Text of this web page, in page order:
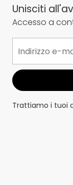
Unisciti
Accesso a
Trattiamo i tuoi